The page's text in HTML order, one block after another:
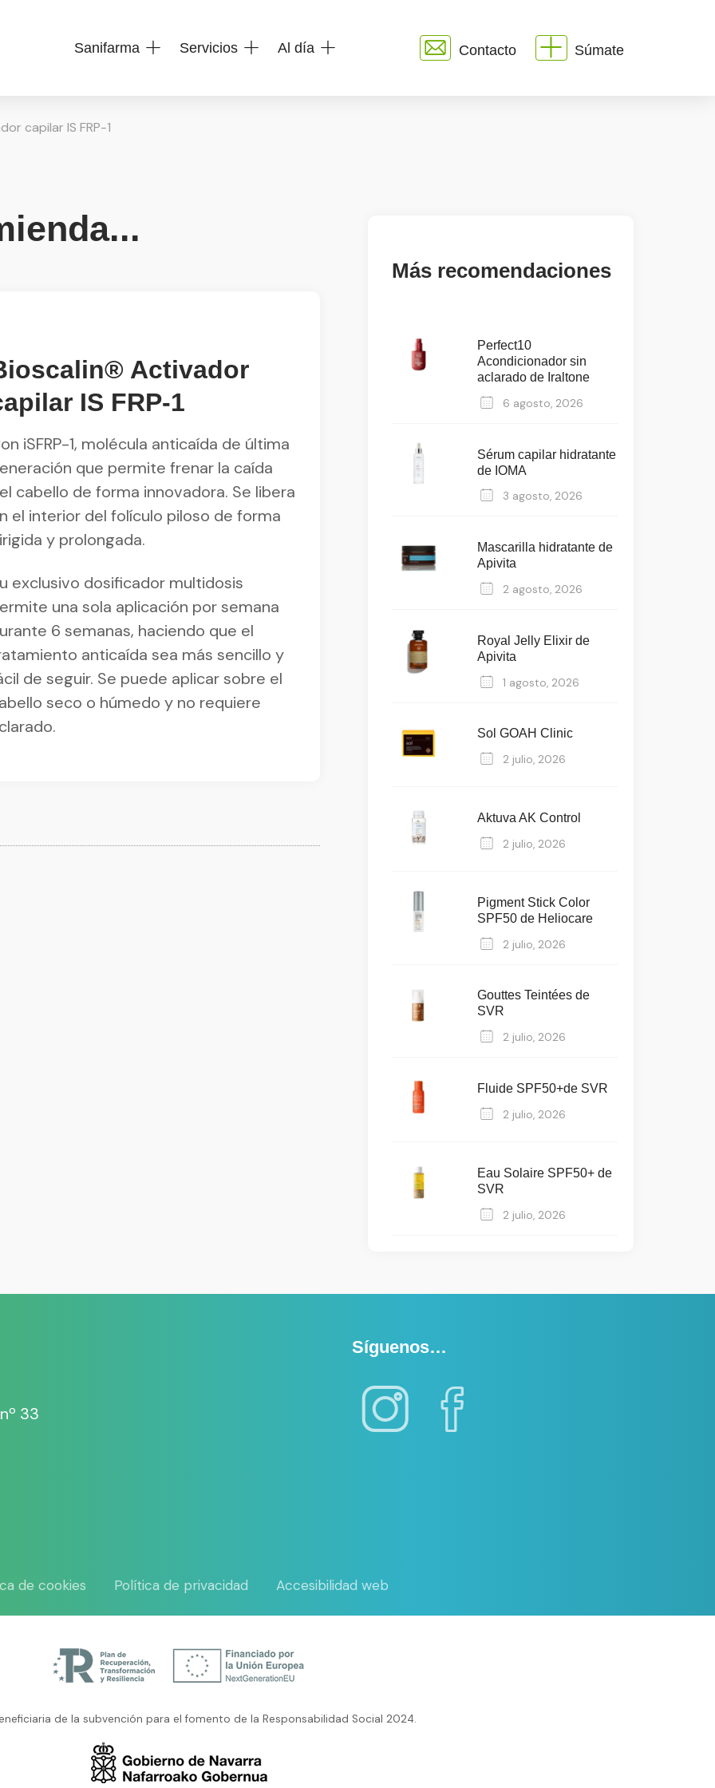
Sanifarma Servicios Al día Contacto Súmate
capilar IS FRP-1
Activador
IS FRP-1
iSFRP-1, molécula anticaída de última
que permite frenar la caída
cabello de forma innovadora. Se libera
el interior del folículo piloso de forma
y prolongada.
exclusivo dosificador multidosis
una sola aplicación por semana
6 semanas, haciendo que el
anticaída sea más sencillo y
de seguir. Se puede aplicar sobre el
seco o húmedo y no requiere
Más recomendaciones
Perfect10
Acondicionador sin
aclarado de Iraltone
6 agosto, 2026
Sérum capilar hidratante
de IOMA
3 agosto, 2026
Mascarilla hidratante de
Apivita
2 agosto, 2026
Royal Jelly Elixir de
Apivita
1 agosto, 2026
Sol GOAH Clinic
2 julio, 2026
Aktuva AK Control
2 julio, 2026
Pigment Stick Color
SPF50 de Heliocare
2 julio, 2026
Gouttes Teintées de
SVR
2 julio, 2026
Fluide SPF50+de SVR
2 julio, 2026
Eau Solaire SPF50+ de
SVR
2 julio, 2026
33
Síguenos…
de cookies Política de privacidad Accesibilidad web
de la subvención para el fomento de la Responsabilidad Social 2024.